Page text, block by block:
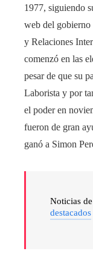
1977, siguiendo
web del gobierno
y Relaciones
comenzó en las
pesar de que su
Laborista y por
el poder en
fueron de gran
ganó a Simon
Noticias
destacados